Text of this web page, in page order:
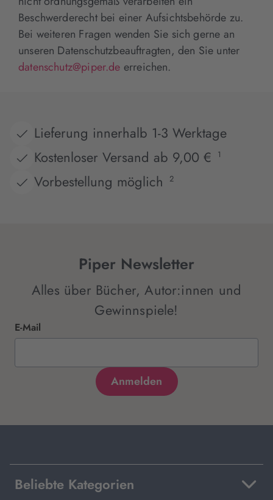
Beschwerderecht bei einer Aufsichtsbehörde zu.
Bei weiteren Fragen wenden Sie sich gerne an
unseren Datenschutzbeauftragten, den Sie unter
datenschutz@piper.de erreichen.
Lieferung innerhalb 1-3 Werktage
Kostenloser Versand ab 9,00 €
1
Vorbestellung möglich 2
Piper Newsletter
Alles über Bücher, Autor:innen und
Gewinnspiele!
E-Mail
Beliebte Kategorien